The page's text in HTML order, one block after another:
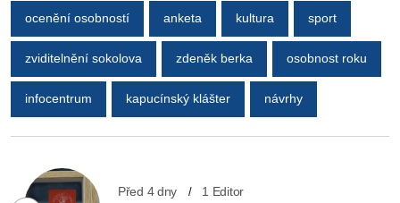
ocenění osobností anketa kultura sport
zviditelnění sokolova zdeněk berka osobnost roku
infocentrum kapucínský klášter návrhy
Před 4 dny 1 Editor